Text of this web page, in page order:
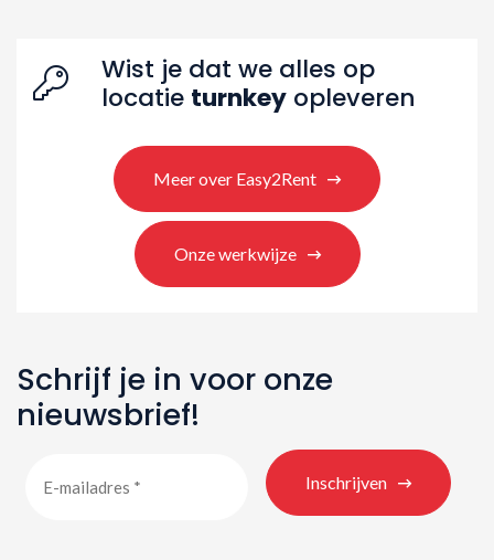
Wist je dat we alles op
locatie turnkey opleveren
Meer over Easy2Rent
Onze werkwijze
Schrijf je in voor onze
nieuwsbrief!
Inschrijven